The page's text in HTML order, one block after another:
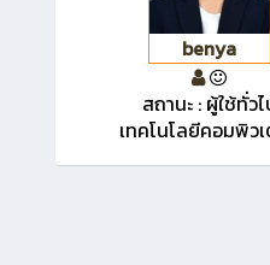
benya
สถานะ : ผู้ใช้ทั่ว
เทคโนโลยีคอมพิว